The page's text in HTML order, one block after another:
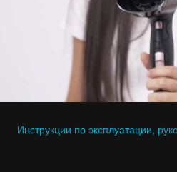
Инструкции по эксплуатации,